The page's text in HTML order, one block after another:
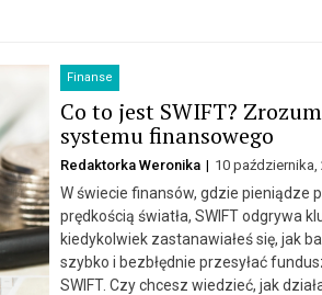
Finanse
Co to jest SWIFT?
systemu finansowego
Redaktorka Weronika 10 października,
W świecie finansów, gdzie pieniądze
prędkością światła, SWIFT odgrywa
kiedykolwiek zastanawiałeś się, jak
szybko i bezbłędnie przesyłać
SWIFT. Czy chcesz wiedzieć, jak